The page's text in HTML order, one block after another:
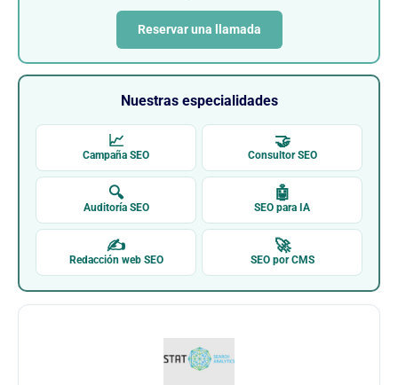
Reservar una llamada
Nuestras especialidades
📈
Campaña SEO
🤝
Consultor SEO
🔍
Auditoría SEO
🤖
SEO para IA
✍
Redacción web SEO
🚀
SEO por CMS